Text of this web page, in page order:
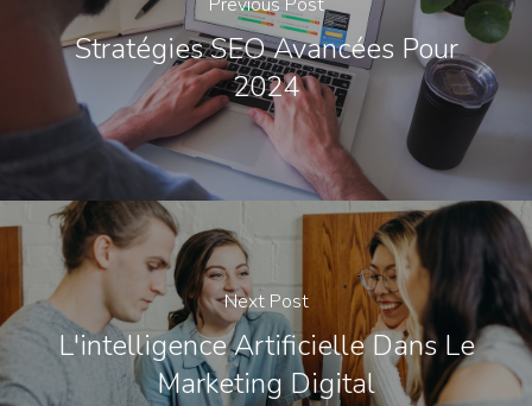
Stratégies SEO Avancées Pour
2024
Next Post
L'intelligence Artificielle Dans Le
Marketing Digital